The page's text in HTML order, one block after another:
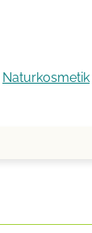
Naturkosmetik